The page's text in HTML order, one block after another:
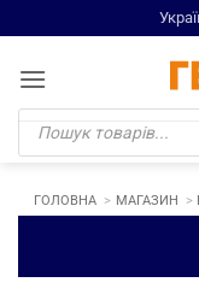
to
content
Products
search
ГОЛОВНА МАГАЗИН